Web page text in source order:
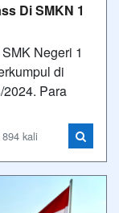
Di SMKN 1
Negeri 1
di
Para
kali